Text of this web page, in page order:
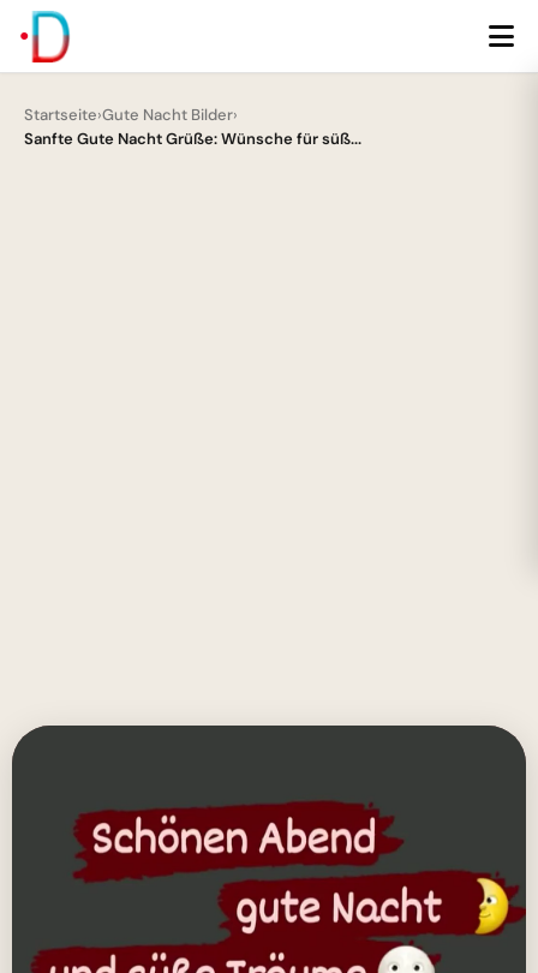
Startseite›Gute Nacht Bilder›
Sanfte Gute Nacht Grüße: Wünsche für süß...